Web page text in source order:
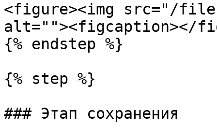
<figure><img src="/files/
alt=""><figcaption></
{% endstep %}
{% step %}
### Этап сохранения